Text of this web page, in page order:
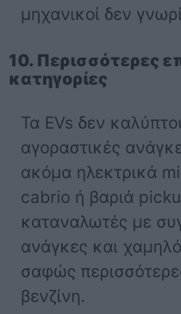
μηχανικοί δεν
10. Περισσότερες
κατηγορίες
Τα EVs δεν
αγοραστικές
ακόμα ηλεκτρικά
cabrio ή βαριά
καταναλωτές με
ανάγκες και
σαφώς
βενζίνη.